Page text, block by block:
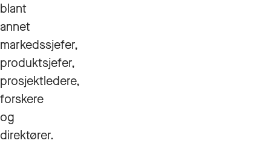
blant
annet
markedssjefer,
produktsjefer,
prosjektledere,
forskere
og
direktører.